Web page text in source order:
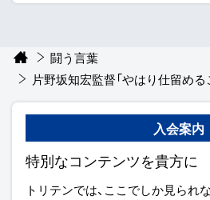
闘う言葉
片野坂知宏監督「やはり仕留める
入会案内
特別なコンテンツを貴方に
トリテンでは、ここでしか見られ